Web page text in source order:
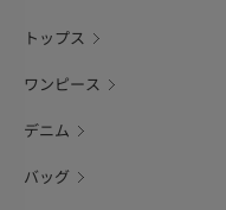
トップス
ワンピース
デニム
バッグ